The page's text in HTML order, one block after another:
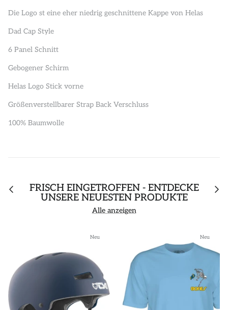
Die Logo st eine eher niedrig geschnittene Kappe von Helas
Dad Cap Style
6 Panel Schnitt
Gebogener Schirm
Helas Logo Stick vorne
Größenverstellbarer Strap Back Verschluss
100% Baumwolle
FRISCH EINGETROFFEN - ENTDECKE
UNSERE NEUESTEN PRODUKTE
Alle anzeigen
Neu Neu